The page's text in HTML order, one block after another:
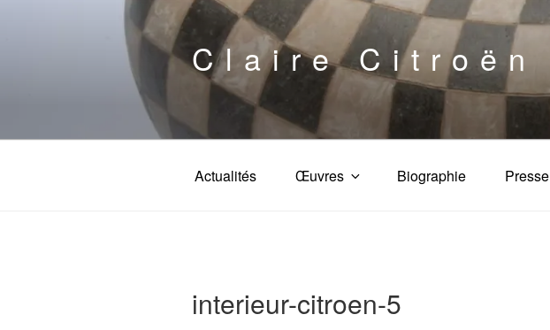
Claire Citroën
Actualités Œuvres Biographie Presse
interieur-citroen-5